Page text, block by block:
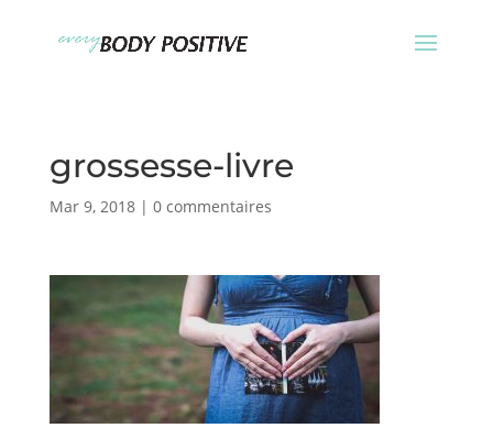
grossesse-livre
Mar 9, 2018| 0 commentaires